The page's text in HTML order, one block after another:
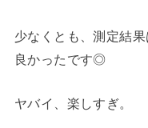
少なくとも、測定結
良かったです◎
ヤバイ、楽しすぎ。